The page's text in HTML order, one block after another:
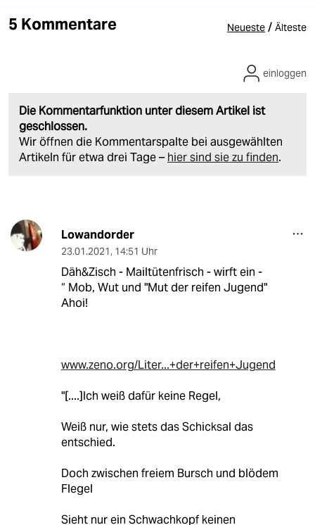
5 Kommentare Neueste / Älteste
Die Kommentarfunktion unter diesem Artikel ist
geschlossen.
Wir öffnen die Kommentarspalte bei ausgewählten
Artikeln für etwa drei Tage – hier sind sie zu finden.
einloggen
Lowandorder
23.01.2021, 14:51 Uhr
Däh&Zisch - Mailtütenfrisch - wirft ein -
“ Mob, Wut und "Mut der reifen Jugend"
Ahoi!
www.zeno.org/Liter...+der+reifen+Jugend
"[....]Ich weiß dafür keine Regel,
Weiß nur, wie stets das Schicksal das
entschied.
Doch zwischen freiem Bursch und blödem
Flegel
Sieht nur ein Schwachkopf keinen